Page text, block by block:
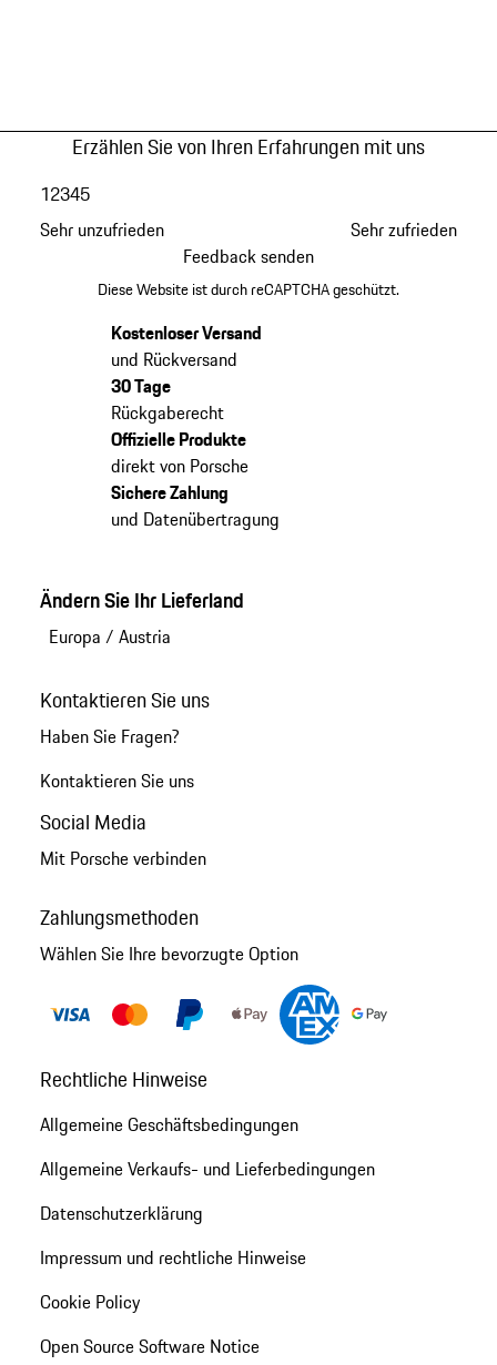
Erzählen Sie von Ihren Erfahrungen mit uns
Sehr unzufrieden
12345
Sehr zufrieden
Feedback senden
Diese Website ist durch reCAPTCHA geschützt.
Kostenloser Versand
und Rückversand
30 Tage
Rückgaberecht
Offizielle Produkte
direkt von Porsche
Sichere Zahlung
und Datenübertragung
Ändern Sie Ihr Lieferland
Europa / Austria
Kontaktieren Sie uns
Haben Sie Fragen?
Kontaktieren Sie uns
Social Media
Mit Porsche verbinden
Zahlungsmethoden
Wählen Sie Ihre bevorzugte Option
Rechtliche Hinweise
Allgemeine Geschäftsbedingungen
Allgemeine Verkaufs- und Lieferbedingungen
Datenschutzerklärung
Impressum und rechtliche Hinweise
Cookie Policy
Open Source Software Notice